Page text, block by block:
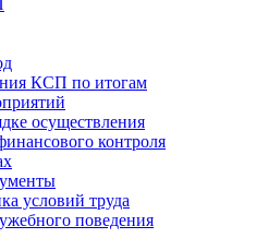
КСП по итогам
осуществления
контроля
условий труда
поведения